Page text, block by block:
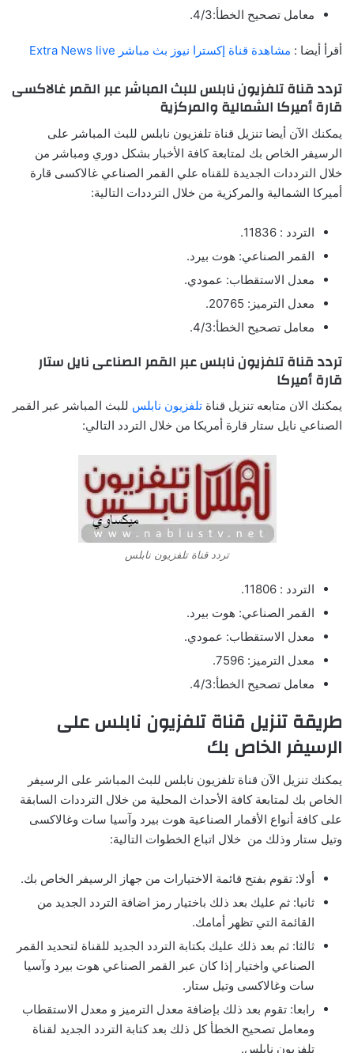
معامل تصحيح الخطأ:4/3.
أقرأ أيضا : مشاهدة قناة إكسترا نيوز بث مباشر Extra News live
تردد قناة تلفزيون نابلس للبث المباشر عبر القمر غالاكسى
قارة أميركا الشمالية والمركزية
يمكنك الآن أيضا تنزيل قناة تلفزيون نابلس للبث المباشر على
الرسيفر الخاص بك لمتابعة كافة الأخبار بشكل دوري ومباشر من
خلال الترددات الجديدة للقناه علي القمر الصناعي غالاكسى قارة
أميركا الشمالية والمركزية من خلال الترددات التالية:
التردد : 11836.
القمر الصناعي: هوت بيرد.
معدل الاستقطاب: عمودي.
معدل الترميز: 20765.
معامل تصحيح الخطأ:4/3.
تردد قناة تلفزيون نابلس عبر القمر الصناعى نايل ستار
قارة أميركا
يمكنك الان متابعه تنزيل قناة تلفزيون نابلس للبث المباشر عبر القمر
الصناعي نايل ستار قارة أمريكا من خلال التردد التالي:
تردد قناة تلفزيون نابلس
التردد : 11806.
القمر الصناعي: هوت بيرد.
معدل الاستقطاب: عمودي.
معدل الترميز: 7596.
معامل تصحيح الخطأ:4/3.
طريقة تنزيل قناة تلفزيون نابلس على
الرسيفر الخاص بك
يمكنك تنزيل الآن قناة تلفزيون نابلس للبث المباشر على الرسيفر
الخاص بك لمتابعة كافة الأحداث المحلية من خلال الترددات السابقة
على كافة أنواع الأقمار الصناعية هوت بيرد وآسيا سات وغالاكسى
وتيل ستار وذلك من خلال اتباع الخطوات التالية:
أولا: تقوم بفتح قائمة الاختيارات من جهاز الرسيفر الخاص بك.
ثانيا: ثم عليك بعد ذلك باختيار رمز اضافة التردد الجديد من
القائمة التي تظهر أمامك.
ثالثا: ثم بعد ذلك عليك بكتابة التردد الجديد للقناة لتحديد القمر
الصناعي واختيار إذا كان عبر القمر الصناعي هوت بيرد وآسيا
سات وغالاكسى وتيل ستار.
رابعا: تقوم بعد ذلك بإضافة معدل الترميز و معدل الاستقطاب
ومعامل تصحيح الخطأ كل ذلك بعد كتابة التردد الجديد لقناة
تلفزيون نابلس.